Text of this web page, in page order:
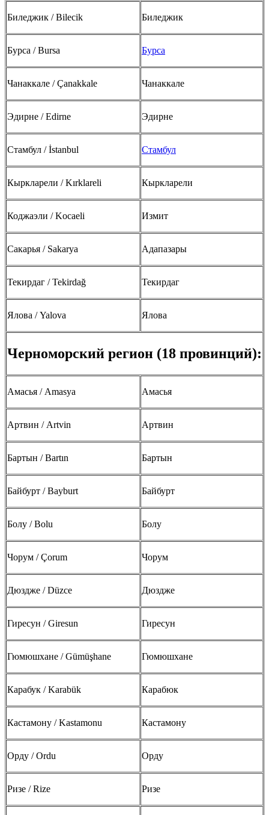
Биледжик / Bilecik Биледжик
Бурса / Bursa Бурса
Чанаккале / Çanakkale Чанаккале
Эдирне / Edirne Эдирне
Стамбул / İstanbul Стамбул
Кыркларели / Kırklareli Кыркларели
Коджаэли / Kocaeli Измит
Сакарья / Sakarya Адапазары
Текирдаг / Tekirdağ Текирдаг
Ялова / Yalova Ялова
Черноморский регион (18 провинций):
Амасья / Amasya Амасья
Артвин / Artvin Артвин
Бартын / Bartın Бартын
Байбурт / Bayburt Байбурт
Болу / Bolu Болу
Чорум / Çorum Чорум
Дюздже / Düzce Дюздже
Гиресун / Giresun Гиресун
Гюмюшхане / Gümüşhane Гюмюшхане
Карабук / Karabük Карабюк
Кастамону / Kastamonu Кастамону
Орду / Ordu Орду
Ризе / Rize Ризе